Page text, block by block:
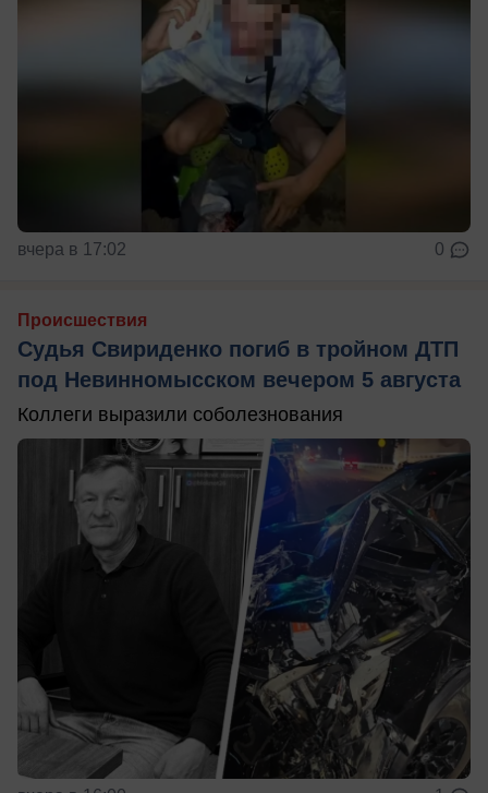
вчера в 17:02 0
Происшествия
Судья Свириденко погиб в тройном ДТП
под Невинномысском вечером 5 августа
Коллеги выразили соболезнования